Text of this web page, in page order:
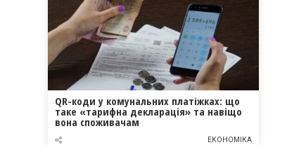
QR-коди у комунальних платіжках: що
таке «тарифна декларація» та навіщо
вона споживачам
ЕКОНОМІКА